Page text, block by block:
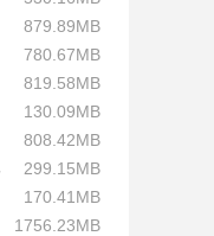
879.89MB
780.67MB
819.58MB
130.09MB
808.42MB
299.15MB
170.41MB
1756.23MB